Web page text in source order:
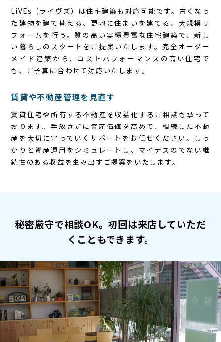
LiVEs（ライヴズ）は住宅建築も対応可能です。古くなっ
た建物を建て替える、更地に住まいを建てる、大規模リ
フォームを行う。質の高い実績豊富な住宅建築で、新し
い暮らしのスタートをご提案いたします。完全オーダー
メイド建築から、コストパフォーマンスの高い住宅で
も、ご予算に合わせて対応いたします。
賃貸や不動産管理を見直す
賃貸住宅や所有する不動産を収益化するご相談も承って
おります。手放さずに資産価値を高めて、相続した不動
産を大切に守っていくサポートをお任せください。しっ
かりと資産運用をシミュレートし、マイナスのでない継
続性のある収益を生み出すご提案をいたします。
秘密厳守で相談OK。初回は来店していただ
くこともできます。